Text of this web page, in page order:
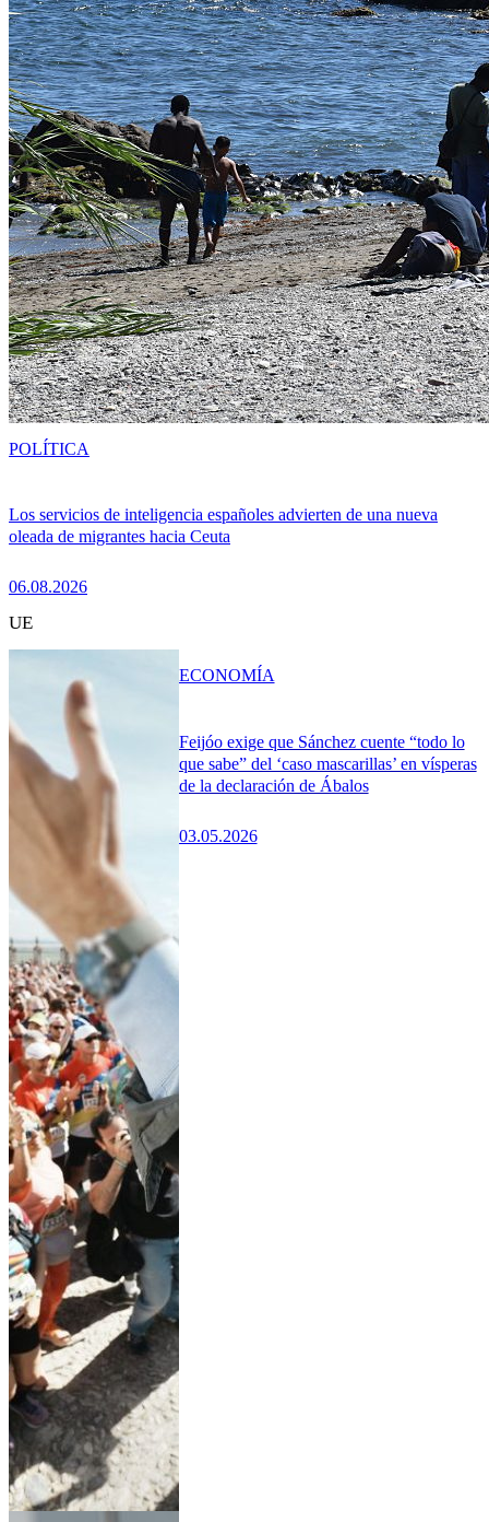
Los servicios de inteligencia españoles advierten de una nueva
oleada de migrantes hacia Ceuta
06.08.2026
POLÍTICA
UE
Feijóo exige que Sánchez cuente “todo lo
que sabe” del ‘caso mascarillas’ en vísperas
de la declaración de Ábalos
03.05.2026
ECONOMÍA